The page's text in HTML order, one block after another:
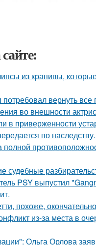
из крапивы,
вернуть все
во внешности
в приверженности
по наследству.
судебные
PSY выпустил
похоже,
из-за места в
Ольга Орлова